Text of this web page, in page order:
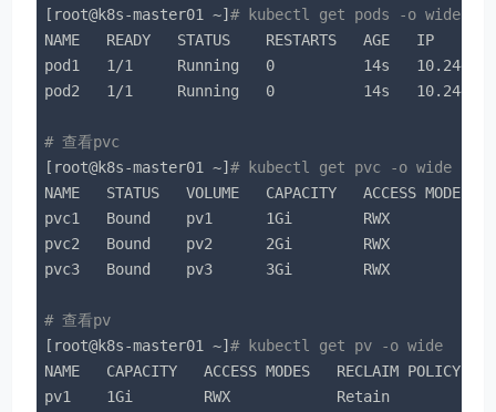
[root@k8s-master01 ~]# kubectl get pods -o wide
NAME   READY   STATUS    RESTARTS   AGE   IP
pod1   1/1     Running   0          14s
pod2   1/1     Running   0          14s
# 查看pvc
[root@k8s-master01 ~]# kubectl get pvc -o wide
NAME   STATUS   VOLUME   CAPACITY   ACCESS MODES
pvc1   Bound    pv1      1Gi        RWX
pvc2   Bound    pv2      2Gi        RWX
pvc3   Bound    pv3      3Gi        RWX
# 查看pv
[root@k8s-master01 ~]# kubectl get pv -o wide
NAME   CAPACITY   ACCESS MODES   RECLAIM POLICY
pv1    1Gi        RWX            Retain